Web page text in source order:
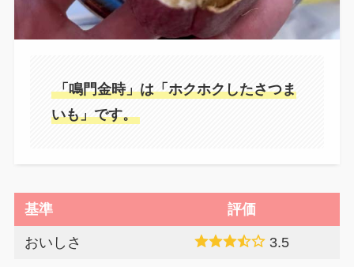
「鳴門金時」は「ホクホクしたさつま
いも」です。
基準 評価
おいしさ 3.5